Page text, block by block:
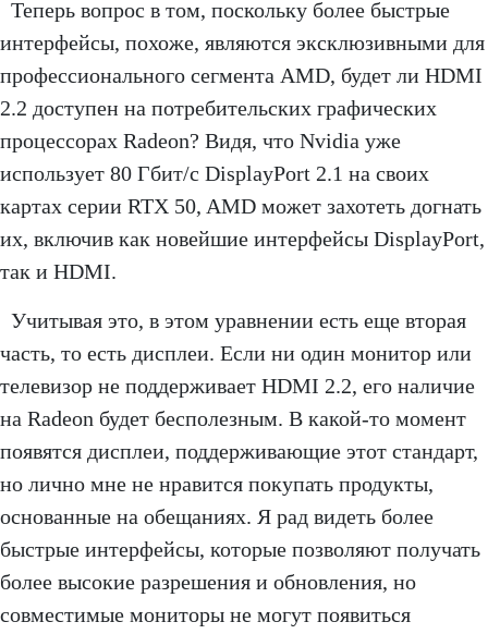
Теперь вопрос в том, поскольку более быстрые
интерфейсы, похоже, являются эксклюзивными для
профессионального сегмента AMD, будет ли HDMI
2.2 доступен на потребительских графических
процессорах Radeon? Видя, что Nvidia уже
использует 80 Гбит/с DisplayPort 2.1 на своих
картах серии RTX 50, AMD может захотеть догнать
их, включив как новейшие интерфейсы DisplayPort,
так и HDMI.
Учитывая это, в этом уравнении есть еще вторая
часть, то есть дисплеи. Если ни один монитор или
телевизор не поддерживает HDMI 2.2, его наличие
на Radeon будет бесполезным. В какой-то момент
появятся дисплеи, поддерживающие этот стандарт,
но лично мне не нравится покупать продукты,
основанные на обещаниях. Я рад видеть более
быстрые интерфейсы, которые позволяют получать
более высокие разрешения и обновления, но
совместимые мониторы не могут появиться